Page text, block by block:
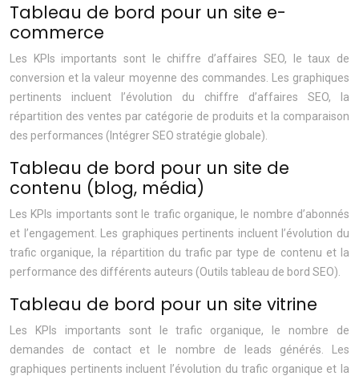
Tableau de bord pour un site e-
commerce
Les KPIs importants sont le chiffre d’affaires SEO, le taux de
conversion et la valeur moyenne des commandes. Les graphiques
pertinents incluent l’évolution du chiffre d’affaires SEO, la
répartition des ventes par catégorie de produits et la comparaison
des performances (Intégrer SEO stratégie globale).
Tableau de bord pour un site de
contenu (blog, média)
Les KPIs importants sont le trafic organique, le nombre d’abonnés
et l’engagement. Les graphiques pertinents incluent l’évolution du
trafic organique, la répartition du trafic par type de contenu et la
performance des différents auteurs (Outils tableau de bord SEO).
Tableau de bord pour un site vitrine
Les KPIs importants sont le trafic organique, le nombre de
demandes de contact et le nombre de leads générés. Les
graphiques pertinents incluent l’évolution du trafic organique et la